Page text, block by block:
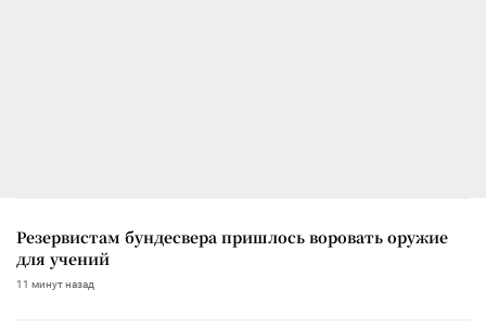
Резервистам бундесвера пришлось воровать оружие
для учений
11 минут назад